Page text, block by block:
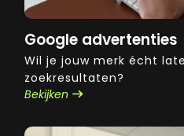
Google advertenties
Wil je jouw merk écht
zoekresultaten?
Bekijken